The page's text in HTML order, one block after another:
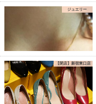
ジュエリー
【閉店】新宿東口店